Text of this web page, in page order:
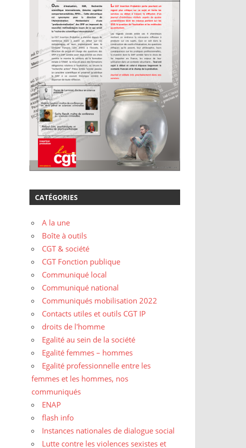
CATÉGORIES
A la une
Boîte à outils
CGT & société
CGT Fonction publique
Communiqué local
Communiqué national
Communiqués mobilisation 2022
Contacts utiles et outils CGT IP
droits de l'homme
Egalité au sein de la société
Egalité femmes – hommes
Egalité professionnelle entre les
femmes et les hommes, nos
communiqués
ENAP
flash info
Instances nationales de dialogue social
Lutte contre les violences sexistes et